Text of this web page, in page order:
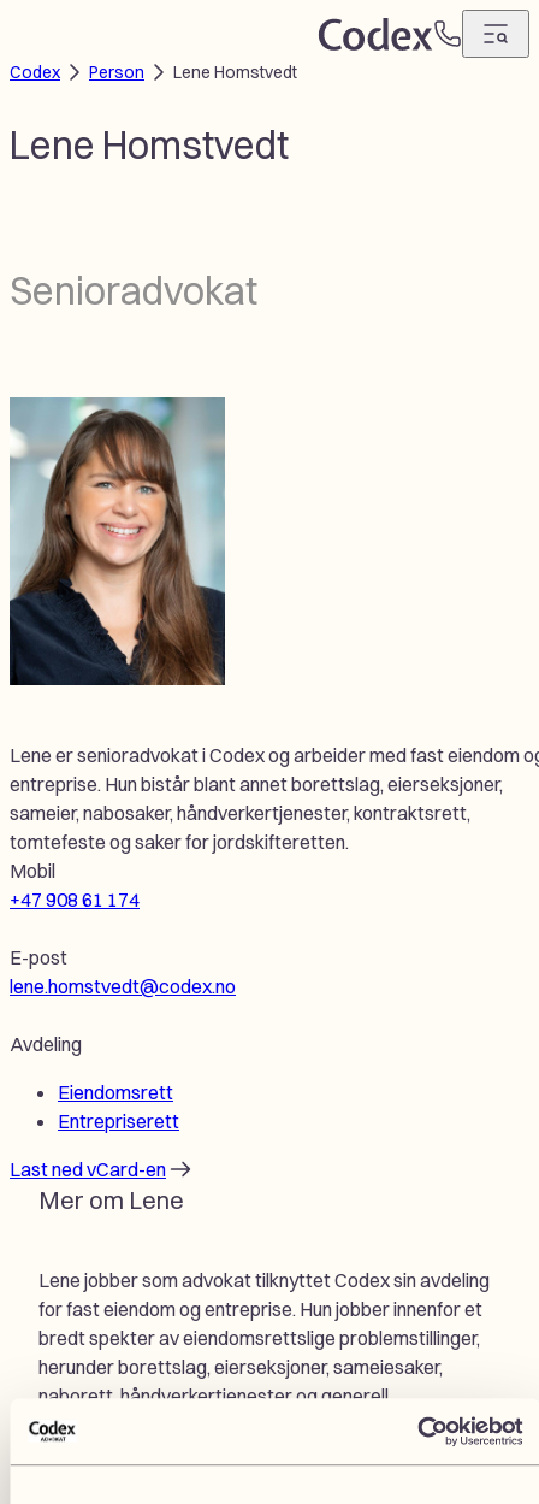
innhold
T
Codex Person Lene Homstvedt
Lene Homstvedt
Senioradvokat
Lene er senioradvokat i Codex og arbeider med fast eiendom
entreprise. Hun bistår blant annet borettslag, eierseksjoner,
sameier, nabosaker, håndverkertjenester, kontraktsrett,
tomtefeste og saker for jordskifteretten.
Mobil
+47 908 61 174
E-post
lene.homstvedt@codex.no
Avdeling
Eiendomsrett
Entrepriserett
Last ned vCard-en
Mer om Lene
Lene jobber som advokat tilknyttet Codex sin avdeling
for fast eiendom og entreprise. Hun jobber innenfor et
bredt spekter av eiendomsrettslige problemstillinger,
herunder borettslag, eierseksjoner, sameiesaker,
naborett, håndverkertjenester og generell
kontraktsrett. I tillegg arbeider Lene med generell